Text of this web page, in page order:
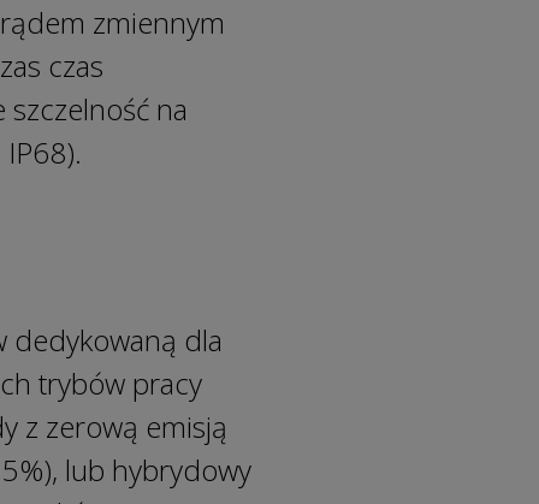
zmiennym
czas
na
dedykowaną dla
trybów pracy
z zerową emisją
lub hybrydowy